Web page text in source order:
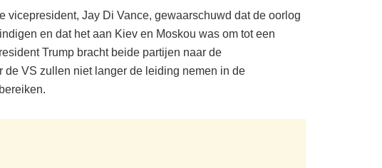
vicepresident, Jay Di Vance, gewaarschuwd dat de oorlog
en dat het aan Kiev en Moskou was om tot een
Trump bracht beide partijen naar de
de VS zullen niet langer de leiding nemen in de